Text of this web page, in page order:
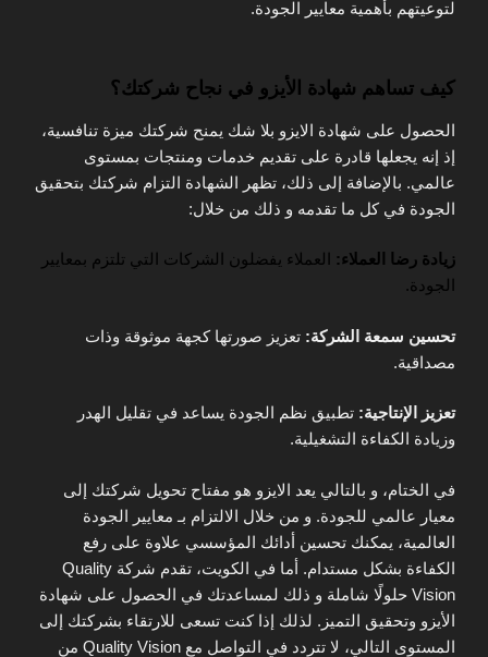
لتوعيتهم بأهمية معايير الجودة.
كيف تساهم شهادة الأيزو في نجاح شركتك؟
الحصول على شهادة الايزو بلا شك يمنح شركتك ميزة تنافسية،
إذ إنه يجعلها قادرة على تقديم خدمات ومنتجات بمستوى
عالمي. بالإضافة إلى ذلك، تظهر الشهادة التزام شركتك بتحقيق
الجودة في كل ما تقدمه و ذلك من خلال:
زيادة رضا العملاء:
العملاء يفضلون الشركات التي تلتزم بمعايير
الجودة.
تحسين سمعة الشركة: تعزيز صورتها كجهة موثوقة وذات
مصداقية.
تعزيز الإنتاجية: تطبيق نظم الجودة يساعد في تقليل الهدر
وزيادة الكفاءة التشغيلية.
في الختام، و بالتالي يعد الايزو هو مفتاح تحويل شركتك إلى
معيار عالمي للجودة. و من خلال الالتزام بـ معايير الجودة
العالمية، يمكنك تحسين أدائك المؤسسي علاوة على رفع
الكفاءة بشكل مستدام. أما في الكويت، تقدم شركة Quality
Vision حلولًا شاملة و ذلك لمساعدتك في الحصول على شهادة
الأيزو وتحقيق التميز. لذلك إذا كنت تسعى للارتقاء بشركتك إلى
المستوى التالي، لا تتردد في التواصل مع Quality Vision من